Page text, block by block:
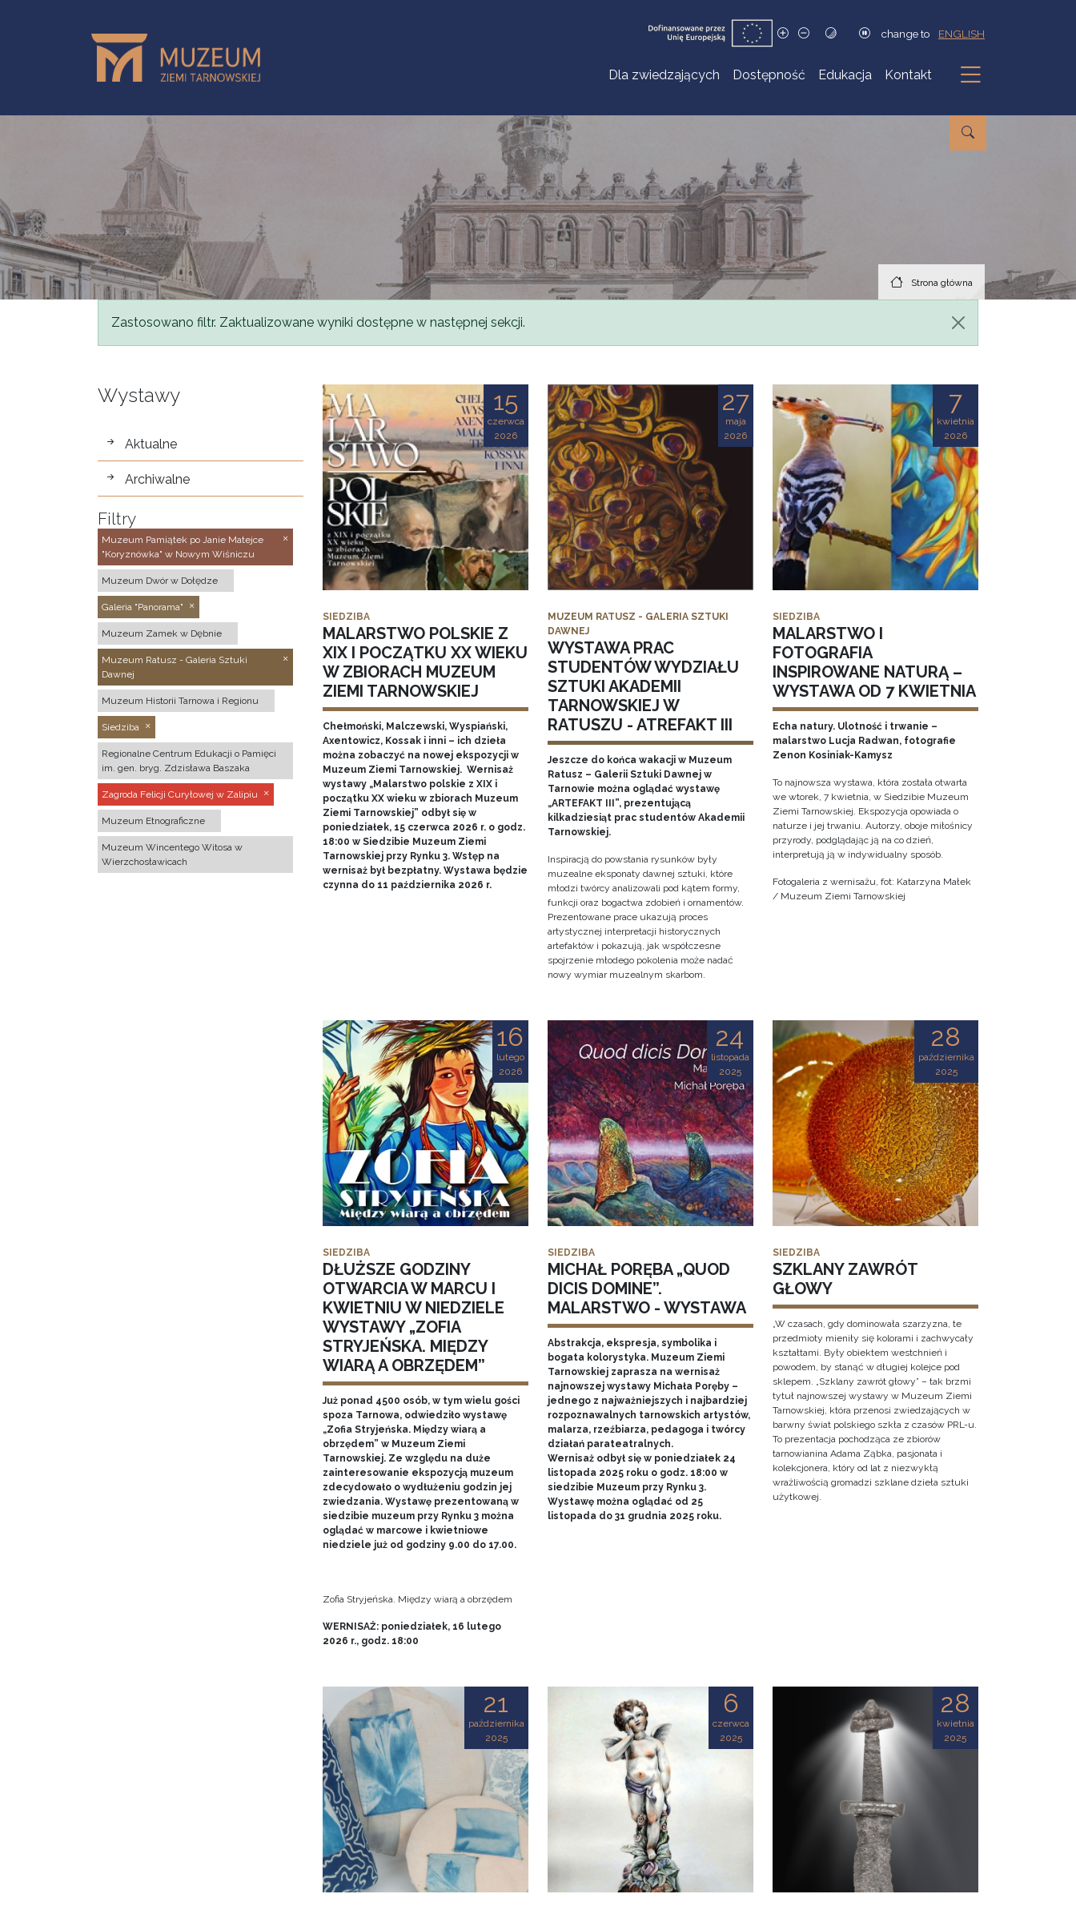
change to ENGLISH
Dla zwiedzających Dostępność Edukacja Kontakt
Podmenu
Strona główna
Komunikat
Zastosowano filtr. Zaktualizowane wyniki dostępne w następnej sekcji.
Wystawy
wystawy
Aktualne
Archiwalne
Filtry
Muzeum Pamiątek po Janie Matejce
"Koryznówka" w Nowym Wiśniczu
Muzeum Dwór w Dołędze
Galeria "Panorama"
Muzeum Zamek w Dębnie
Muzeum Ratusz - Galeria Sztuki
Dawnej
Muzeum Historii Tarnowa i Regionu
Siedziba
Regionalne Centrum Edukacji o Pamięci
im. gen. bryg. Zdzisława Baszaka
Zagroda Felicji Curyłowej w Zalipiu
Muzeum Etnograficzne
Muzeum Wincentego Witosa w
Wierzchosławicach
15
czerwca
2026
SIEDZIBA
MALARSTWO POLSKIE Z
XIX I POCZĄTKU XX WIEKU
W ZBIORACH MUZEUM
ZIEMI TARNOWSKIEJ
Chełmoński, Malczewski, Wyspiański,
Axentowicz, Kossak i inni – ich dzieła
można zobaczyć na nowej ekspozycji w
Muzeum Ziemi Tarnowskiej. Wernisaż
wystawy „Malarstwo polskie z XIX i
początku XX wieku w zbiorach Muzeum
Ziemi Tarnowskiej” odbył się w
poniedziałek, 15 czerwca 2026 r. o godz.
18:00 w Siedzibie Muzeum Ziemi
Tarnowskiej przy Rynku 3. Wstęp na
wernisaż był bezpłatny. Wystawa będzie
czynna do 11 października 2026 r.
27
maja
2026
MUZEUM RATUSZ - GALERIA SZTUKI
DAWNEJ
WYSTAWA PRAC
STUDENTÓW WYDZIAŁU
SZTUKI AKADEMII
TARNOWSKIEJ W
RATUSZU - ATREFAKT III
Jeszcze do końca wakacji w Muzeum
Ratusz – Galerii Sztuki Dawnej w
Tarnowie można oglądać wystawę
„ARTEFAKT III”, prezentującą
kilkadziesiąt prac studentów Akademii
Tarnowskiej.
Inspiracją do powstania rysunków były
muzealne eksponaty dawnej sztuki, które
młodzi twórcy analizowali pod kątem formy,
funkcji oraz bogactwa zdobień i ornamentów.
Prezentowane prace ukazują proces
artystycznej interpretacji historycznych
artefaktów i pokazują, jak współczesne
spojrzenie młodego pokolenia może nadać
nowy wymiar muzealnym skarbom.
7
kwietnia
2026
SIEDZIBA
MALARSTWO I
FOTOGRAFIA
INSPIROWANE NATURĄ –
WYSTAWA OD 7 KWIETNIA
Echa natury. Ulotność i trwanie –
malarstwo Lucja Radwan, fotografie
Zenon Kosiniak-Kamysz
To najnowsza wystawa, która została otwarta
we wtorek, 7 kwietnia, w Siedzibie Muzeum
Ziemi Tarnowskiej. Ekspozycja opowiada o
naturze i jej trwaniu. Autorzy, oboje miłośnicy
przyrody, podglądając ją na co dzień,
interpretują ją w indywidualny sposób.
Fotogaleria z wernisażu, fot: Katarzyna Małek
/ Muzeum Ziemi Tarnowskiej
16
lutego
2026
SIEDZIBA
DŁUŻSZE GODZINY
OTWARCIA W MARCU I
KWIETNIU W NIEDZIELE
WYSTAWY „ZOFIA
STRYJEŃSKA. MIĘDZY
WIARĄ A OBRZĘDEM”
Już ponad 4500 osób, w tym wielu gości
spoza Tarnowa, odwiedziło wystawę
„Zofia Stryjeńska. Między wiarą a
obrzędem” w Muzeum Ziemi
Tarnowskiej. Ze względu na duże
zainteresowanie ekspozycją muzeum
zdecydowało o wydłużeniu godzin jej
zwiedzania. Wystawę prezentowaną w
siedzibie muzeum przy Rynku 3 można
oglądać w marcowe i kwietniowe
niedziele już od godziny 9.00 do 17.00.
Zofia Stryjeńska. Między wiarą a obrzędem
WERNISAŻ: poniedziałek, 16 lutego
2026 r., godz. 18:00
24
listopada
2025
SIEDZIBA
MICHAŁ PORĘBA „QUOD
DICIS DOMINE”.
MALARSTWO - WYSTAWA
Abstrakcja, ekspresja, symbolika i
bogata kolorystyka. Muzeum Ziemi
Tarnowskiej zaprasza na wernisaż
najnowszej wystawy Michała Poręby –
jednego z najważniejszych i najbardziej
rozpoznawalnych tarnowskich artystów,
malarza, rzeźbiarza, pedagoga i twórcy
działań parateatralnych.
Wernisaż odbył się w poniedziałek 24
listopada 2025 roku o godz. 18:00 w
siedzibie Muzeum przy Rynku 3.
Wystawę można oglądać od 25
listopada do 31 grudnia 2025 roku.
28
października
2025
SIEDZIBA
SZKLANY ZAWRÓT
GŁOWY
„W czasach, gdy dominowała szarzyzna, te
przedmioty mieniły się kolorami i zachwycały
kształtami. Były obiektem westchnień i
powodem, by stanąć w długiej kolejce pod
sklepem. „Szklany zawrót głowy” – tak brzmi
tytuł najnowszej wystawy w Muzeum Ziemi
Tarnowskiej, która przenosi zwiedzających w
barwny świat polskiego szkła z czasów PRL-u.
To prezentacja pochodząca ze zbiorów
tarnowianina Adama Ząbka, pasjonata i
kolekcjonera, który od lat z niezwykłą
wrażliwością gromadzi szklane dzieła sztuki
użytkowej.
21
października
2025
6
czerwca
2025
28
kwietnia
2025